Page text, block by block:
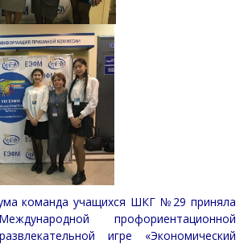
команда учащихся ШКГ №29 приняла
профориентационной
развлекательной игре «Экономический